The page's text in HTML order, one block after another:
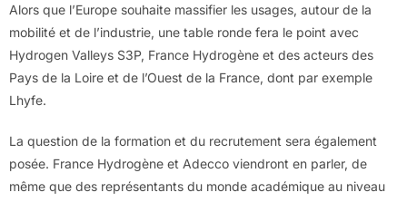
Alors que l’Europe souhaite massifier les usages, autour de la
mobilité et de l’industrie, une table ronde fera le point avec
Hydrogen Valleys S3P, France Hydrogène et des acteurs des
Pays de la Loire et de l’Ouest de la France, dont par exemple
Lhyfe.
La question de la formation et du recrutement sera également
posée. France Hydrogène et Adecco viendront en parler, de
même que des représentants du monde académique au niveau